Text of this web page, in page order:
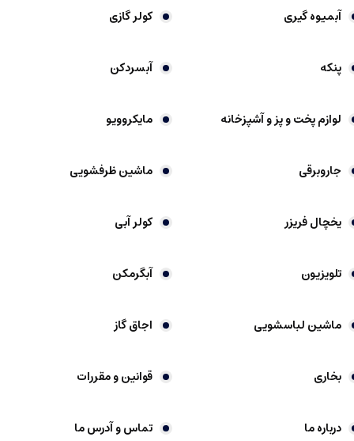
آبمیوه گیری کولر گازی
پنکه آبسردکن
لوازم پخت و پز و آشپزخانه مایکروویو
جاروبرقی ماشین ظرفشویی
یخچال فریزر کولر آبی
تلویزیون آبگرمکن
ماشین لباسشویی اجاق گاز
بخاری قوانین و مقررات
درباره ما تماس و آدرس ما